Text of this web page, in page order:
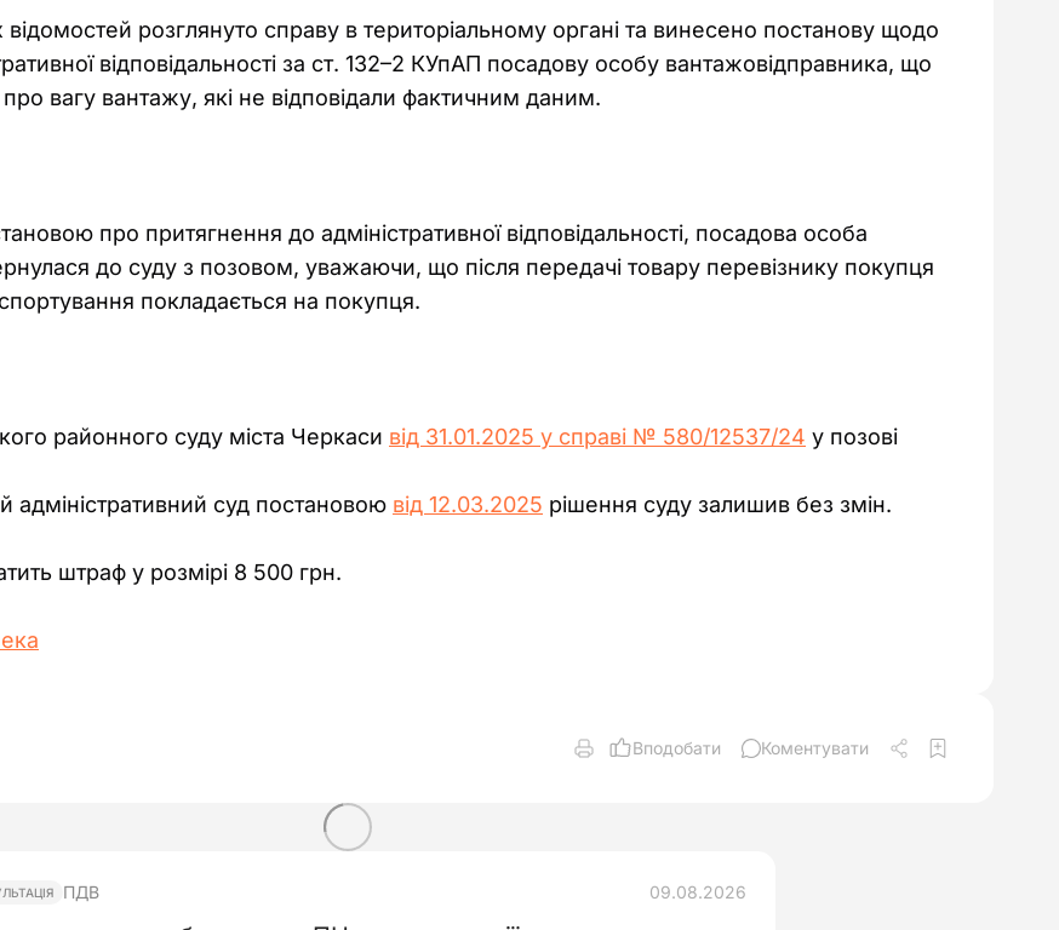
відомостей розглянуто справу в територіальному органі та винесено постанову щодо
відповідальності за ст. 132–2 КУпАП посадову особу вантажовідправника, що
вагу вантажу, які не відповідали фактичним даним.
про притягнення до адміністративної відповідальності, посадова особа
до суду з позовом, уважаючи, що після передачі товару перевізнику покупця
покладається на покупця.
районного суду міста Черкаси від 31.01.2025 у справі № 580/12537/24 у позові
адміністративний суд постановою від 12.03.2025 рішення суду залишив без змін.
штраф у розмірі 8 500 грн.
Вподобати Коментувати
ПДВ 09.08.2026